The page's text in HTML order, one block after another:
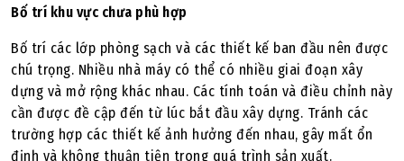
Bố trí khu vực chưa phù hợp
Bố trí các lớp phòng sạch và các thiết kế ban đầu nên được
chú trọng. Nhiều nhà máy có thể có nhiều giai đoạn xây
dựng và mở rộng khác nhau. Các tính toán và điều chỉnh này
cần được đề cập đến từ lúc bắt đầu xây dựng. Tránh các
trường hợp các thiết kế ảnh hưởng đến nhau, gây mất ổn
định và không thuận tiện trong quá trình sản xuất.